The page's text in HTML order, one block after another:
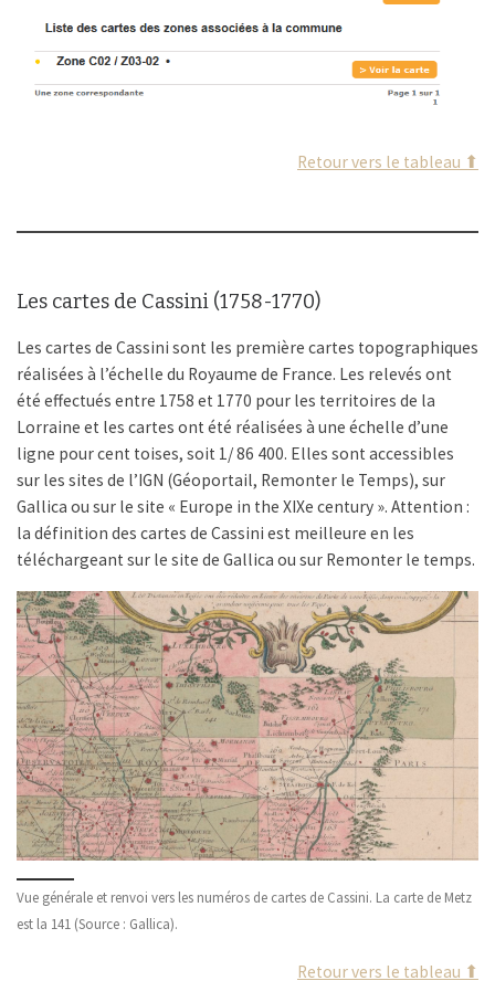
Retour vers le tableau ⬆
Les cartes de Cassini (1758-1770)
Les cartes de Cassini sont les première cartes topographiques
réalisées à l’échelle du Royaume de France. Les relevés ont
été effectués entre 1758 et 1770 pour les territoires de la
Lorraine et les cartes ont été réalisées à une échelle d’une
ligne pour cent toises, soit 1/ 86 400. Elles sont accessibles
sur les sites de l’IGN (Géoportail, Remonter le Temps), sur
Gallica ou sur le site « Europe in the XIXe century ». Attention :
la définition des cartes de Cassini est meilleure en les
téléchargeant sur le site de Gallica ou sur Remonter le temps.
Vue générale et renvoi vers les numéros de cartes de Cassini. La carte de Metz
est la 141 (Source : Gallica).
Retour vers le tableau ⬆